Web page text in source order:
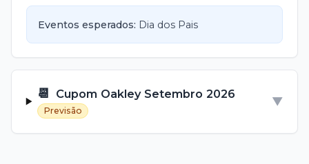
Eventos esperados: Dia dos Pais
📆 Cupom Oakley Setembro 2026
Previsão
▼